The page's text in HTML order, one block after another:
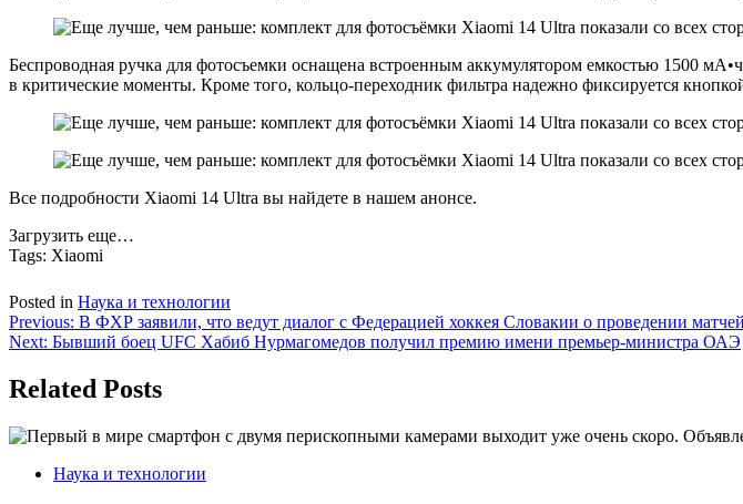
Беспроводная ручка для фотосъемки оснащена встроенным аккумулятором емкостью 1500
в критические моменты. Кроме того, кольцо-переходник фильтра надежно фиксируется
Все подробности Xiaomi 14 Ultra вы найдете в нашем анонсе.
Загрузить еще…
Tags: Xiaomi
Posted in Наука и технологии
Навигация
по
записям
Previous: В ФХР заявили, что ведут диалог с Федерацией хоккея Словакии о проведении матчей
Next: Бывший боец UFC Хабиб Нурмагомедов получил премию имени премьер-министра ОАЭ
Related Posts
Наука и технологии